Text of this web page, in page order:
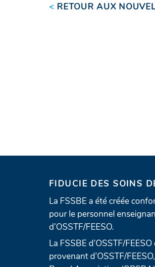
< RETOUR AUX
FIDUCIE DES SOINS
La FSSBE a été créée
pour le personnel
d’OSSTF/FEESO.
La FSSBE d’OSSTF/
provenant d’OSSTF/